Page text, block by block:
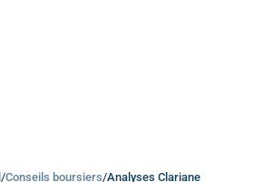
/Conseils boursiers/Analyses Clariane